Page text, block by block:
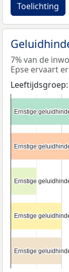
Toelichting
7% van de
Epse ervaart
Leeftijdsgroep:
Ernstige
Ernstige
Ernstige
Ernstige
Ernstige
Ernstige
Ernstige
Ernstige
Ernstige
Ernstige